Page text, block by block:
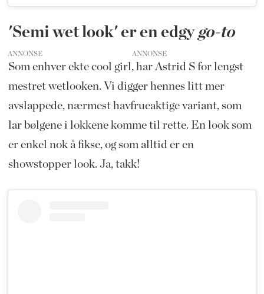
'Semi wet look' er en edgygo-to
ANNONSE
Som enhver ekte cool girl, har Astrid S for lengst
mestret wetlooken. Vi digger hennes litt mer
avslappede, nærmest havfrueaktige variant, som
lar bølgene i lokkene komme til rette. En look som
er enkel nok å fikse, og som alltid er en
showstopper look. Ja, takk!